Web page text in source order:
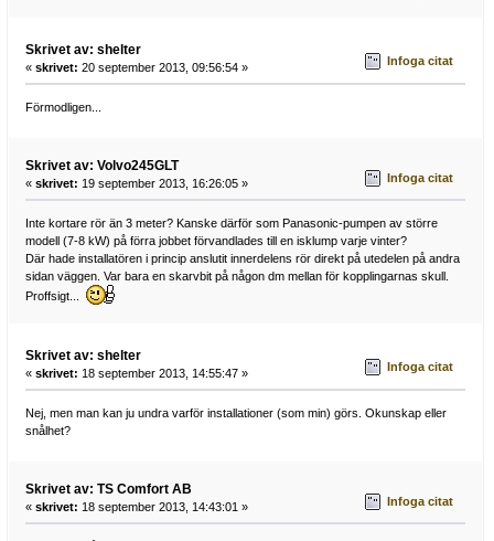
Skrivet av: shelter
« skrivet: 20 september 2013, 09:56:54 » Infoga citat
Förmodligen...
Skrivet av: Volvo245GLT
« skrivet: 19 september 2013, 16:26:05 » Infoga citat
Inte kortare rör än 3 meter? Kanske därför som Panasonic-pumpen av större
modell (7-8 kW) på förra jobbet förvandlades till en isklump varje vinter?
Där hade installatören i princip anslutit innerdelens rör direkt på utedelen på andra
sidan väggen. Var bara en skarvbit på någon dm mellan för kopplingarnas skull.
Proffsigt...
Skrivet av: shelter
« skrivet: 18 september 2013, 14:55:47 » Infoga citat
Nej, men man kan ju undra varför installationer (som min) görs. Okunskap eller
snålhet?
Skrivet av: TS Comfort AB
« skrivet: 18 september 2013, 14:43:01 » Infoga citat